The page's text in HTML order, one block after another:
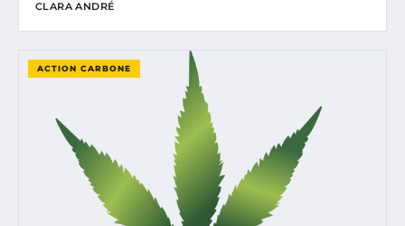
CLARA ANDRÉ
ACTION CARBONE